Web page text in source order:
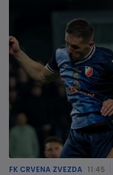
FK CRVENA ZVEZDA 11:45